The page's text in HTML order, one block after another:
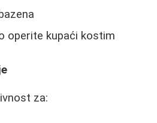
operite kupaći kostim
za: